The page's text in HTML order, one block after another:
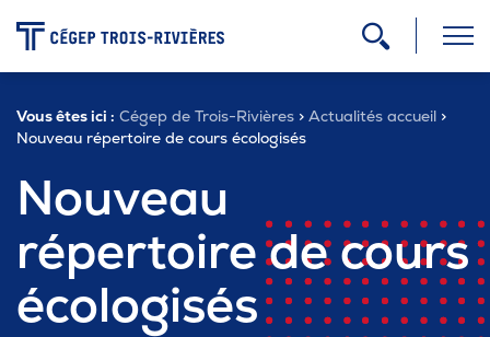
Programmes
Admission
Zone étudiante
Vous êtes ici : Cégep de Trois-Rivières > Actualités accueil >
Nouveau répertoire de cours écologisés
Nouveau
répertoire de cours
écologisés